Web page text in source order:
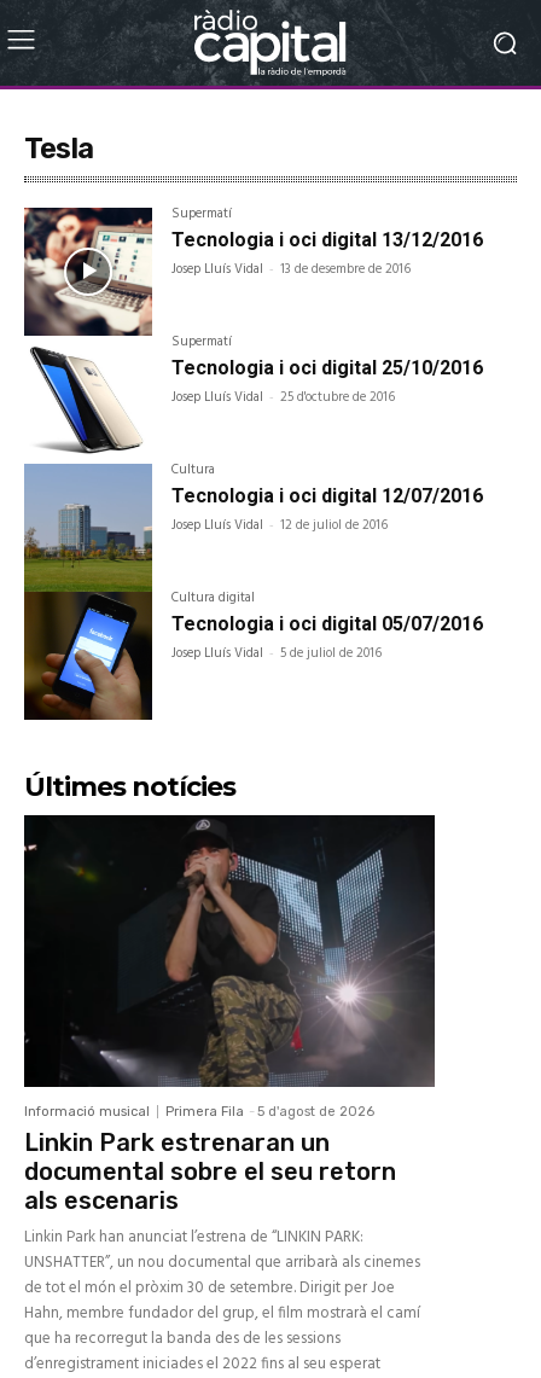
Tesla
Supermatí
Tecnologia i oci digital 13/12/2016
Josep Lluís Vidal - 13 de desembre de 2016
Supermatí
Tecnologia i oci digital 25/10/2016
Josep Lluís Vidal - 25 d'octubre de 2016
Cultura
Tecnologia i oci digital 12/07/2016
Josep Lluís Vidal - 12 de juliol de 2016
Cultura digital
Tecnologia i oci digital 05/07/2016
Josep Lluís Vidal - 5 de juliol de 2016
Últimes notícies
Informació musical Primera Fila - 5 d'agost de 2026
Linkin Park estrenaran un
documental sobre el seu retorn
als escenaris
Linkin Park han anunciat l’estrena de “LINKIN PARK:
UNSHATTER”, un nou documental que arribarà als cinemes
de tot el món el pròxim 30 de setembre. Dirigit per Joe
Hahn, membre fundador del grup, el film mostrarà el camí
que ha recorregut la banda des de les sessions
d’enregistrament iniciades el 2022 fins al seu esperat